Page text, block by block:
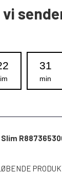
31
min